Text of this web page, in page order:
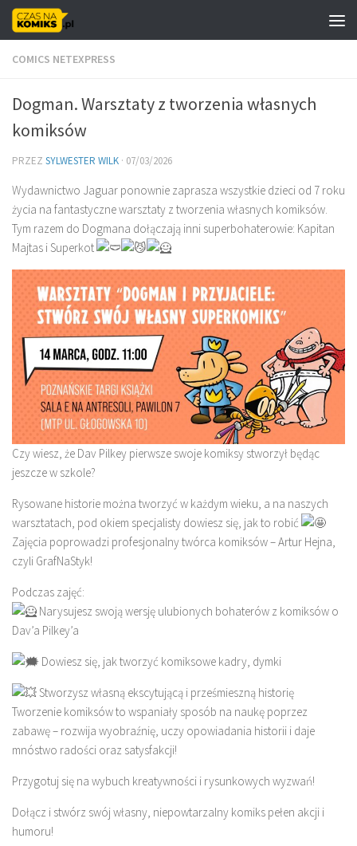
Skip to content
COMICS NETEXPRESS
Dogman. Warsztaty z tworzenia własnych
komiksów
PRZEZ SYLWESTER WILK · 07/03/2026
Wydawnictwo Jaguar ponownie zaprasza wszystkie dzieci od 7 roku
życia na fantastyczne warsztaty z tworzenia własnych komiksów.
Tym razem do Dogmana dołączają inni superbohaterowie: Kapitan
Majtas i Superkot
Czy wiesz, że Dav Pilkey pierwsze swoje komiksy stworzył będąc
jeszcze w szkole?
Rysowane historie można tworzyć w każdym wieku, a na naszych
warsztatach, pod okiem specjalisty dowiesz się, jak to robić
Zajęcia poprowadzi profesjonalny twórca komiksów – Artur Hejna,
czyli GrafNaStyk!
Podczas zajęć:
Narysujesz swoją wersję ulubionych bohaterów z komiksów o
Dav’a Pilkey’a
Dowiesz się, jak tworzyć komiksowe kadry, dymki
Stworzysz własną ekscytującą i prześmieszną historię
Tworzenie komiksów to wspaniały sposób na naukę poprzez
zabawę – rozwija wyobraźnię, uczy opowiadania historii i daje
mnóstwo radości oraz satysfakcji!
Przygotuj się na wybuch kreatywności i rysunkowych wyzwań!
Dołącz i stwórz swój własny, niepowtarzalny komiks pełen akcji i
humoru!